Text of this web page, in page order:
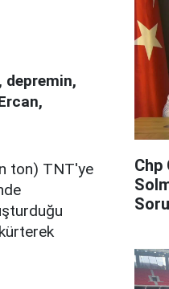
depremin,
ton) TNT'ye
Chp